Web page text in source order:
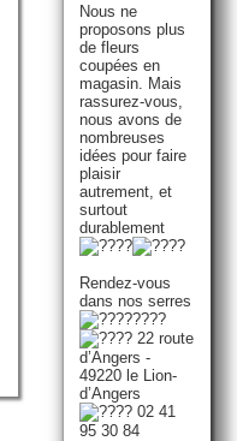
Nous ne
proposons plus
de fleurs
coupées en
magasin. Mais
rassurez-vous,
nous avons de
nombreuses
idées pour faire
plaisir
autrement, et
surtout
durablement
Rendez-vous
dans nos serres
22 route
d’Angers -
49220 le Lion-
d’Angers
02 41
95 30 84